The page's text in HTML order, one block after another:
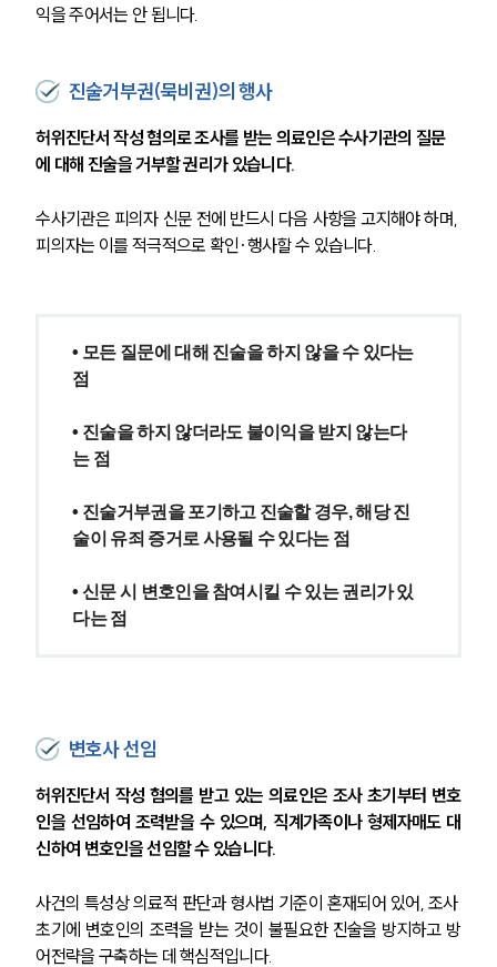
그룹소개
오시는 길
글로벌 파트너 로펌
통합검색
AI대륜
법률지식인
고객후기
의료·바이오·헬스케어그룹 업무
전체
익을 주어서는 안 됩니다.
진술거부권(묵비권)의 행사
허위진단서 작성 혐의로 조사를 받는 의료인은 수사기관의 질문
에 대해 진술을 거부할 권리가 있습니다.
수사기관은 피의자 신문 전에 반드시 다음 사항을 고지해야 하며,
피의자는 이를 적극적으로 확인·행사할 수 있습니다.
• 모든 질문에 대해 진술을 하지 않을 수 있다는
점
• 진술을 하지 않더라도 불이익을 받지 않는다
는 점
• 진술거부권을 포기하고 진술할 경우, 해당 진
술이 유죄 증거로 사용될 수 있다는 점
• 신문 시 변호인을 참여시킬 수 있는 권리가 있
다는 점
변호사 선임
허위진단서 작성 혐의를 받고 있는 의료인은 조사 초기부터 변호
인을 선임하여 조력받을 수 있으며, 직계가족이나 형제자매도 대
신하여 변호인을 선임할 수 있습니다.
사건의 특성상 의료적 판단과 형사법 기준이 혼재되어 있어, 조사
초기에 변호인의 조력을 받는 것이 불필요한 진술을 방지하고 방
어전략을 구축하는 데 핵심적입니다.